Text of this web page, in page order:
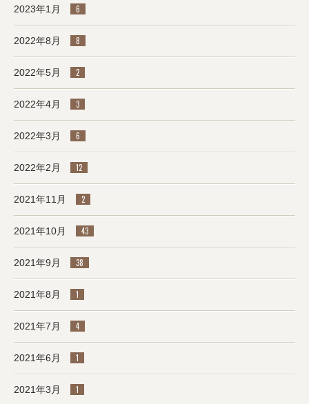
2023年1月 6
2022年8月 8
2022年5月 2
2022年4月 3
2022年3月 6
2022年2月 12
2021年11月 2
2021年10月 43
2021年9月 38
2021年8月 1
2021年7月 4
2021年6月 1
2021年3月 1